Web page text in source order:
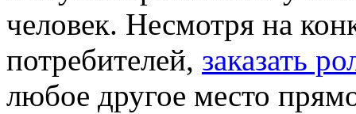
человек. Несмотря на
потребителей, заказать
любое другое место